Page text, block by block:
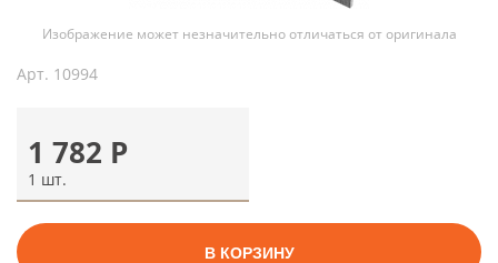
Изображение может незначительно отличаться от оригинала
Арт. 10994
1 782 Р
1 шт.
В КОРЗИНУ